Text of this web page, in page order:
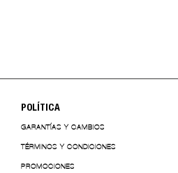
POLÍTICA
GARANTÍAS Y CAMBIOS
TÉRMINOS Y CONDICIONES
PROMOCIONES